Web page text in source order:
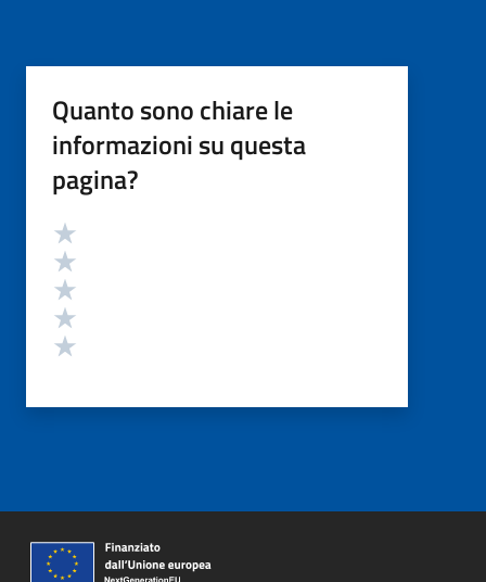
Quanto sono chiare le
informazioni su questa
pagina?
Valutazione